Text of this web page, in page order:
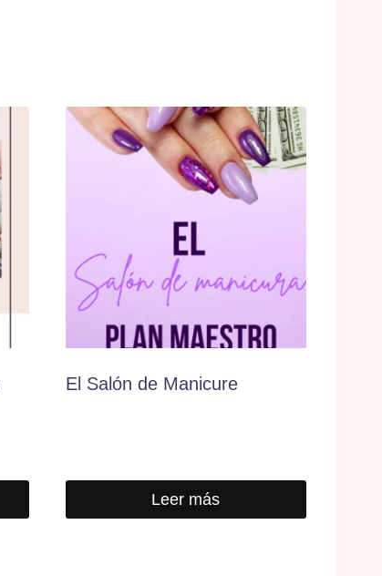
El Salón de Manicure
Leer más